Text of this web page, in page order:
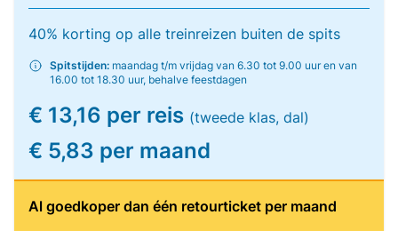
40% korting op alle treinreizen buiten de spits
Spitstijden: maandag t/m vrijdag van 6.30 tot 9.00 uur en van
16.00 tot 18.30 uur, behalve feestdagen
€ 13,16 per reis (tweede klas, dal)
€ 5,83 per maand
Al goedkoper dan één retourticket per maand